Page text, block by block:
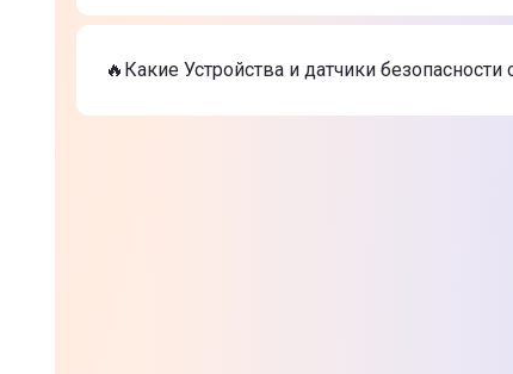
Датчик присутствия Aqara FP1E
2 899 ₴
На сегодня самые дешевые Устройства и
Умный датчик природного газа Aqara JT-
Датчик присутствия Aqara FP1E
2 899 ₴
🔥Какие Устройства и датчики